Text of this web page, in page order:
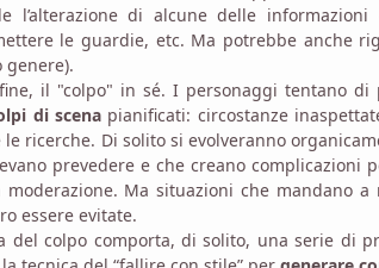
l’alterazione di alcune delle
le guardie, etc. Ma potrebbe anche
il "colpo" in sé. I personaggi tentano
di scena pianificati: circostanze
ricerche. Di solito si evolveranno
prevedere e che creano complicazioni
Ma situazioni che mandano
essere evitate.
del colpo comporta, di solito, una serie